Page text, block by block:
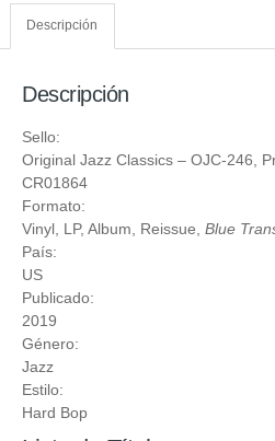
Descripción
Descripción
Sello:
Original Jazz Classics ‎– OJC-246,
CR01864
Formato:
Vinyl , LP, Album, Reissue, Blue
País:
US
Publicado:
2019
Género:
Jazz
Estilo:
Hard Bop